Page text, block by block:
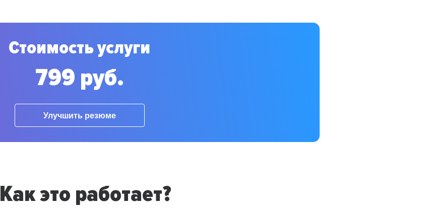
Стоимость услуги
799 руб.
Улучшить резюме
Как это работает?